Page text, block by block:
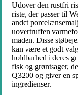
Udover den rustfri
riste, der passer til
andet
uovertruffen
maden. Disse
kan være et godt
holdbarhed i deres
fisk og grøntsager,
Q3200 og giver en
ingredienser.